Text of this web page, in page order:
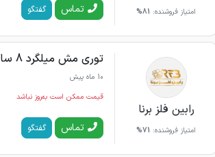
امتیاز فروشنده: 81% تماس گفتگو
رابین فلز برنا
امتیاز فروشنده: 71%
توری مش میلگرد 8 ساده چشمه 20
10 ماه پیش
قیمت ممکن است به‌روز نباشد
تماس گفتگو